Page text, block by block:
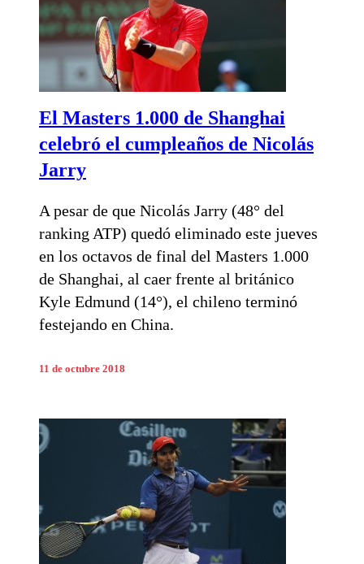
El Masters 1.000 de Shanghai
celebró el cumpleaños de Nicolás
Jarry
A pesar de que Nicolás Jarry (48° del
ranking ATP) quedó eliminado este jueves
en los octavos de final del Masters 1.000
de Shanghai, al caer frente al británico
Kyle Edmund (14°), el chileno terminó
festejando en China.
11 de octubre 2018